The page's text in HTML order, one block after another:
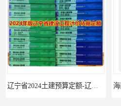
辽宁省2024土建预算定额-辽宁安装预算定额-辽宁通风空调安装定额 海南2024新定额人工费调整-海南